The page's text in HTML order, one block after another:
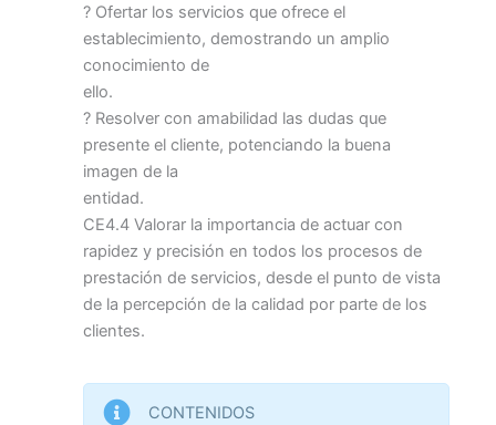
? Ofertar los servicios que ofrece el
establecimiento, demostrando un amplio
conocimiento de
ello.
? Resolver con amabilidad las dudas que
presente el cliente, potenciando la buena
imagen de la
entidad.
CE4.4 Valorar la importancia de actuar con
rapidez y precisión en todos los procesos de
prestación de servicios, desde el punto de vista
de la percepción de la calidad por parte de los
clientes.
CONTENIDOS